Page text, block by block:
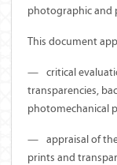
photographic and
This document
— critical
transparencies,
photomechanical
— appraisal of
prints and